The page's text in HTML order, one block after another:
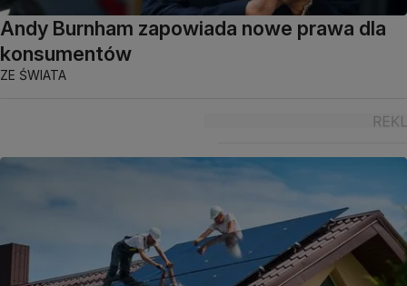
Andy Burnham zapowiada nowe prawa dla
konsumentów
ZE ŚWIATA